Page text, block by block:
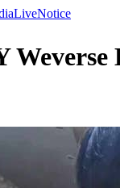
LiveNotice